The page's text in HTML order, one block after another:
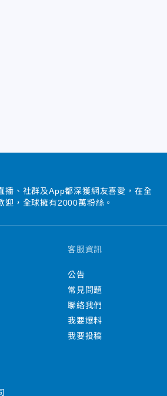
播、社群及App都深獲網友喜愛，在全
迎，全球擁有2000萬粉絲。
客服資訊
公告
常見問題
聯絡我們
我要爆料
我要投稿